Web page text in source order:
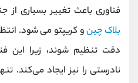
فناوری باعث تغییر بسیاری
بلاک چینو کریپتو می شود.
دقت تنظیم شوند، زیرا این
نادرستی را نیز ایجاد می‌کند.